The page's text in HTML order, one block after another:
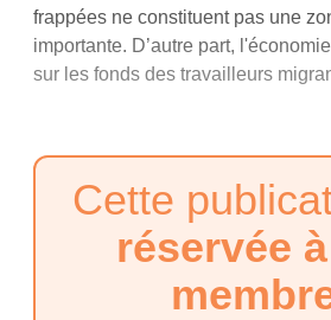
frappées ne constituent pas une
importante. D’autre part,
sur les fonds des travailleurs
Cette
réservée